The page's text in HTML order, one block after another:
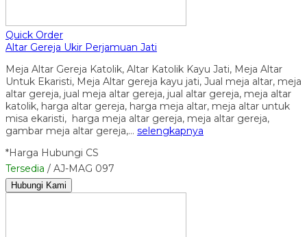
Quick Order
Altar Gereja Ukir Perjamuan Jati
Meja Altar Gereja Katolik, Altar Katolik Kayu Jati, Meja Altar
Untuk Ekaristi, Meja Altar gereja kayu jati, Jual meja altar, meja
altar gereja, jual meja altar gereja, jual altar gereja, meja altar
katolik, harga altar gereja, harga meja altar, meja altar untuk
misa ekaristi, harga meja altar gereja, meja altar gereja,
gambar meja altar gereja,… selengkapnya
*Harga Hubungi CS
Tersedia / AJ-MAG 097
Hubungi Kami